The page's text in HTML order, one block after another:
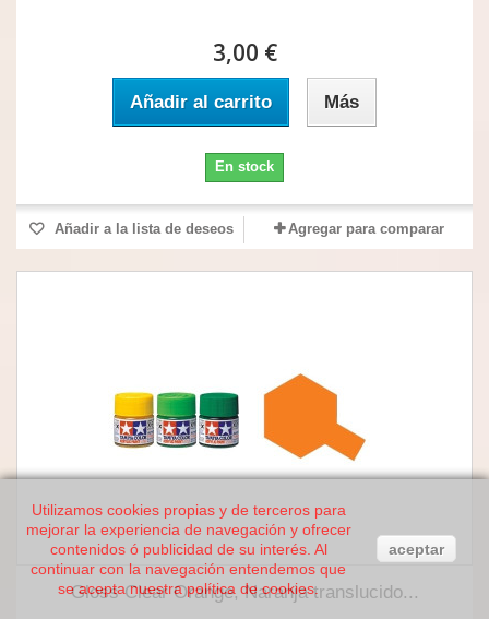
3,00 €
Añadir al carrito Más
En stock
Añadir a la lista de deseos Agregar para comparar
Gloss Clear Orange, Naranja translucido...
Utilizamos cookies propias y de terceros para
mejorar la experiencia de navegación y ofrecer
contenidos ó publicidad de su interés. Al
continuar con la navegación entendemos que
se acepta nuestra política de cookies.
aceptar